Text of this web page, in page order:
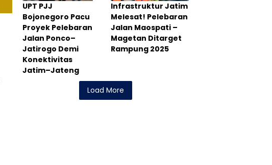
UPT PJJ
Bojonegoro Pacu
Proyek Pelebaran
Jalan Ponco–
Jatirogo Demi
Konektivitas
Jatim–Jateng
Infrastruktur Jatim
Melesat! Pelebaran
Jalan Maospati –
Magetan Ditarget
Rampung 2025
Load More